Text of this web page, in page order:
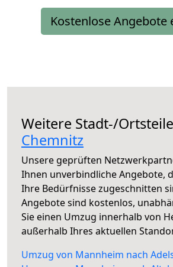
Kostenlose Angebote
Weitere Stadt-/
Chemnitz
Unsere geprüften
Ihnen unverbindliche Angebote,
Ihre Bedürfnisse zugeschnitten
Angebote sind kostenlos,
Sie einen Umzug innerhalb von
außerhalb Ihres aktuellen
Umzug von Mannheim nach